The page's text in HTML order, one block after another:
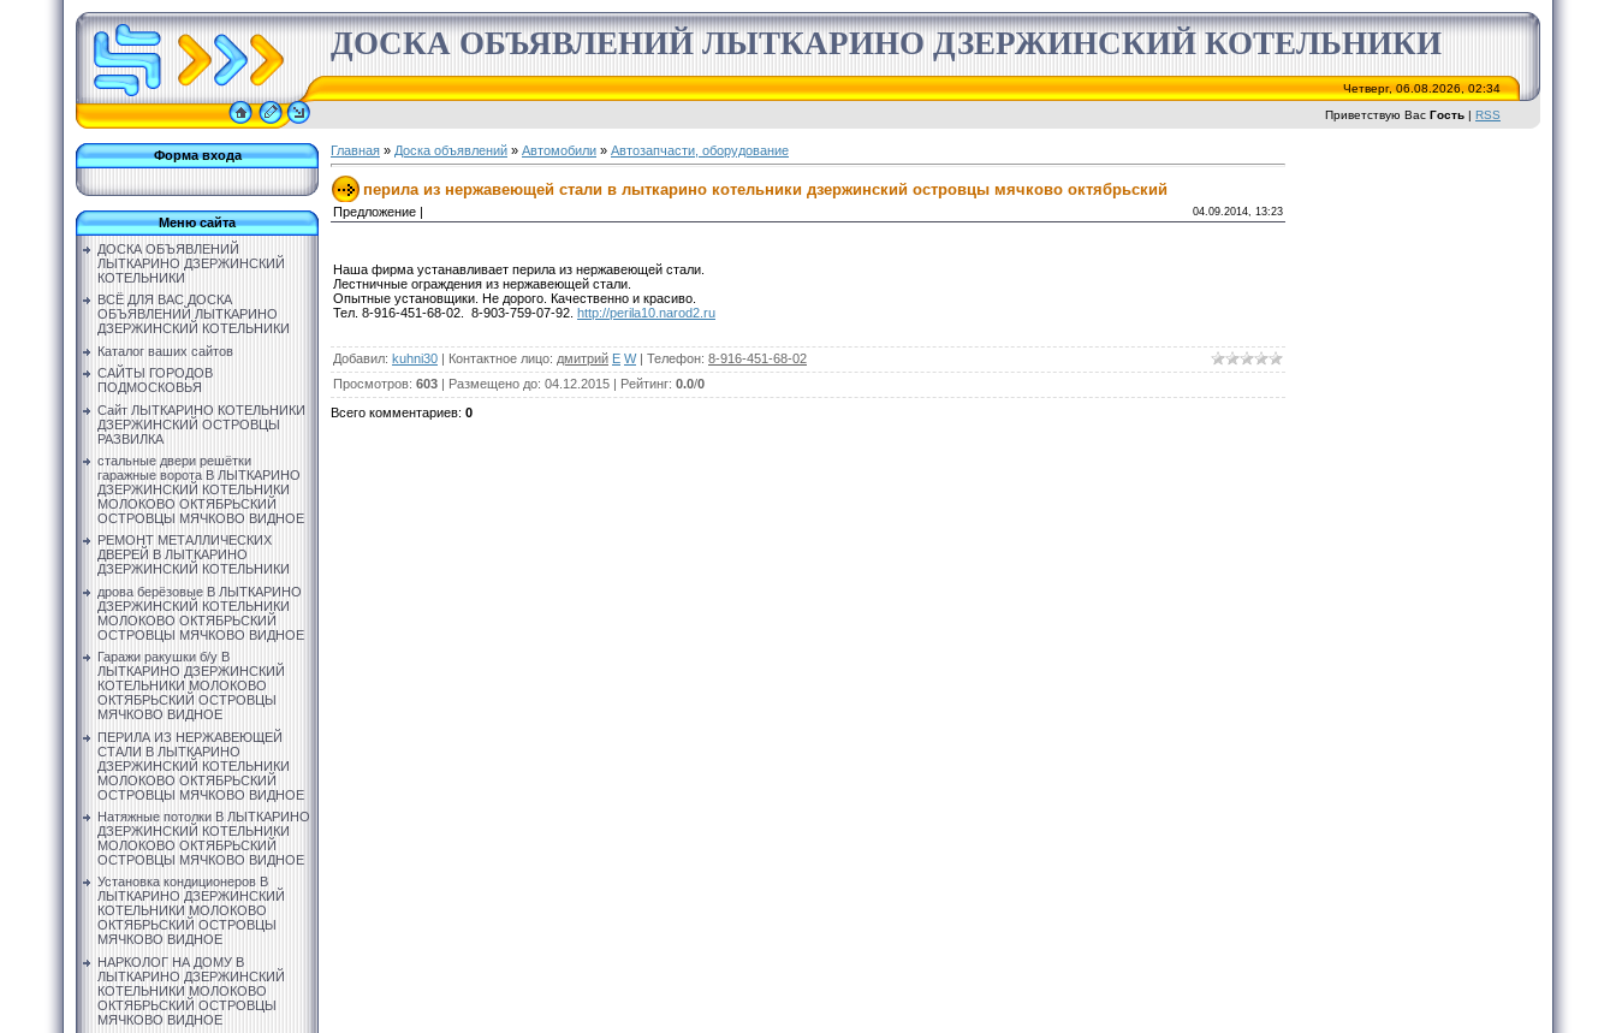
ДОСКА ОБЪЯВЛЕНИЙ ЛЫТКАРИНО ДЗЕРЖИНСКИЙ КОТЕЛЬНИКИ
Четверг, 06.08.2026, 02:34
Приветствую Вас Гость | RSS
Форма входа
Меню сайта
ДОСКА ОБЪЯВЛЕНИЙ
ЛЫТКАРИНО ДЗЕРЖИНСКИЙ
КОТЕЛЬНИКИ
ВСЁ ДЛЯ ВАС ДОСКА
ОБЪЯВЛЕНИЙ ЛЫТКАРИНО
ДЗЕРЖИНСКИЙ КОТЕЛЬНИКИ
Каталог ваших сайтов
САЙТЫ ГОРОДОВ
ПОДМОСКОВЬЯ
Сайт ЛЫТКАРИНО КОТЕЛЬНИКИ
ДЗЕРЖИНСКИЙ ОСТРОВЦЫ
РАЗВИЛКА
стальные двери решётки
гаражные ворота В ЛЫТКАРИНО
ДЗЕРЖИНСКИЙ КОТЕЛЬНИКИ
МОЛОКОВО ОКТЯБРЬСКИЙ
ОСТРОВЦЫ МЯЧКОВО ВИДНОЕ
РЕМОНТ МЕТАЛЛИЧЕСКИХ
ДВЕРЕЙ В ЛЫТКАРИНО
ДЗЕРЖИНСКИЙ КОТЕЛЬНИКИ
дрова берёзовые В ЛЫТКАРИНО
ДЗЕРЖИНСКИЙ КОТЕЛЬНИКИ
МОЛОКОВО ОКТЯБРЬСКИЙ
ОСТРОВЦЫ МЯЧКОВО ВИДНОЕ
Гаражи ракушки б/у В
ЛЫТКАРИНО ДЗЕРЖИНСКИЙ
КОТЕЛЬНИКИ МОЛОКОВО
ОКТЯБРЬСКИЙ ОСТРОВЦЫ
МЯЧКОВО ВИДНОЕ
ПЕРИЛА ИЗ НЕРЖАВЕЮЩЕЙ
СТАЛИ В ЛЫТКАРИНО
ДЗЕРЖИНСКИЙ КОТЕЛЬНИКИ
МОЛОКОВО ОКТЯБРЬСКИЙ
ОСТРОВЦЫ МЯЧКОВО ВИДНОЕ
Натяжные потолки В ЛЫТКАРИНО
ДЗЕРЖИНСКИЙ КОТЕЛЬНИКИ
МОЛОКОВО ОКТЯБРЬСКИЙ
ОСТРОВЦЫ МЯЧКОВО ВИДНОЕ
Установка кондиционеров В
ЛЫТКАРИНО ДЗЕРЖИНСКИЙ
КОТЕЛЬНИКИ МОЛОКОВО
ОКТЯБРЬСКИЙ ОСТРОВЦЫ
МЯЧКОВО ВИДНОЕ
НАРКОЛОГ НА ДОМУ В
ЛЫТКАРИНО ДЗЕРЖИНСКИЙ
КОТЕЛЬНИКИ МОЛОКОВО
ОКТЯБРЬСКИЙ ОСТРОВЦЫ
МЯЧКОВО ВИДНОЕ
Главная » Доска объявлений » Автомобили » Автозапчасти, оборудование
перила из нержавеющей стали в лыткарино котельники дзержинский островцы мячково октябрьский
Предложение | 04.09.2014, 13:23
Наша фирма устанавливает перила из нержавеющей стали.
Лестничные ограждения из нержавеющей стали.
Опытные установщики. Не дорого. Качественно и красиво.
Тел. 8-916-451-68-02. 8-903-759-07-92. http://perila10.narod2.ru
Добавил: kuhni30 | Контактное лицо: дмитрий E W| Телефон: 8-916-451-68-02
Просмотров: 603 | Размещено до: 04.12.2015 | Рейтинг: 0.0/0
Всего комментариев: 0